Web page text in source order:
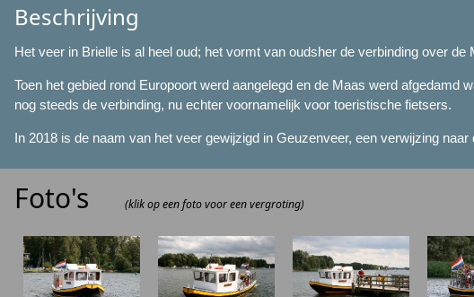
Beschrijving
Het veer in Brielle is al heel oud; het vormt van oudsher de verbinding over
Toen het gebied rond Europoort werd aangelegd en de Maas werd
nog steeds de verbinding, nu echter voornamelijk voor toeristische fietsers.
In 2018 is de naam van het veer gewijzigd in Geuzenveer, een verwijzing naar
Foto's (klik op een foto voor een vergroting)